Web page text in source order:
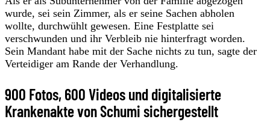
wurde, sei sein Zimmer, als er seine Sachen abholen
wollte, durchwühlt gewesen. Eine Festplatte sei
verschwunden und ihr Verbleib nie hinterfragt worden.
Sein Mandant habe mit der Sache nichts zu tun, sagte der
Verteidiger am Rande der Verhandlung.
900 Fotos, 600 Videos und digitalisierte
Krankenakte von Schumi sichergestellt